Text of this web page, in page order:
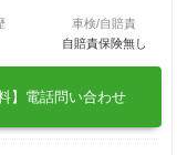
車検/自賠責
自賠責保険無し
料】電話問い合わせ